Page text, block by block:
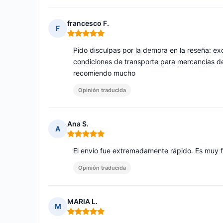
F
francesco F.
Nota: 5 de 5
Pido disculpas por la demora en la reseña:
condiciones de transporte para mercancías
recomiendo mucho
Opinión traducida
A
Ana S.
Nota: 5 de 5
El envío fue extremadamente rápido. Es
Opinión traducida
M
MARIA L.
Nota: 5 de 5